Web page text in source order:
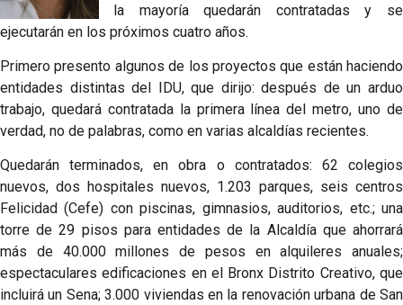
la mayoría quedarán contratadas y se
ejecutarán en los próximos cuatro años.
Primero presento algunos de los proyectos que están haciendo
entidades distintas del IDU, que dirijo: después de un arduo
trabajo, quedará contratada la primera línea del metro, uno de
verdad, no de palabras, como en varias alcaldías recientes.
Quedarán terminados, en obra o contratados: 62 colegios
nuevos, dos hospitales nuevos, 1.203 parques, seis centros
Felicidad (Cefe) con piscinas, gimnasios, auditorios, etc.; una
torre de 29 pisos para entidades de la Alcaldía que ahorrará
más de 40.000 millones de pesos en alquileres anuales;
espectaculares edificaciones en el Bronx Distrito Creativo, que
incluirá un Sena; 3.000 viviendas en la renovación urbana de San